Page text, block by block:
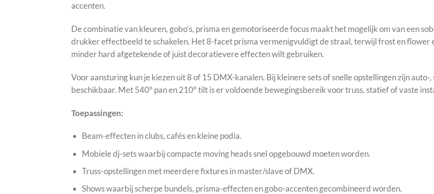
accenten.
De combinatie van kleuren, gobo’s, prisma en gemotoriseerde focus maakt het mogelijk om van een
drukker effectbeeld te schakelen. Het 8-facet prisma vermenigvuldigt de straal, terwijl frost en flower
minder hard afgetekende of juist decoratievere effecten wilt gebruiken.
Voor aansturing kun je kiezen uit 8 of 15 DMX-kanalen. Bij kleinere sets of snelle opstellingen zijn auto-
beschikbaar. Met 540° pan en 210° tilt is er voldoende bewegingsbereik voor truss, statief of vaste
Toepassingen:
Beam-effecten in clubs, cafés en kleine podia.
Mobiele dj-sets waarbij compacte moving heads snel opgebouwd moeten worden.
Truss-opstellingen met meerdere fixtures in master/slave of DMX.
Shows waarbij scherpe bundels, prisma-effecten en gobo-accenten gecombineerd worden.